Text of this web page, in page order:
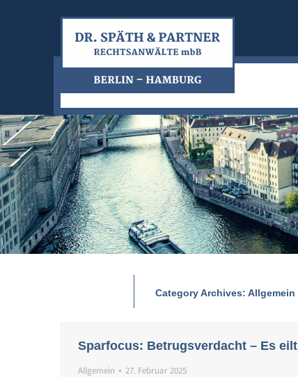
Category Archives: Allgemein
Sparfocus: Betrugsverdacht – Es eilt
Allgemein 27. Februar 2025